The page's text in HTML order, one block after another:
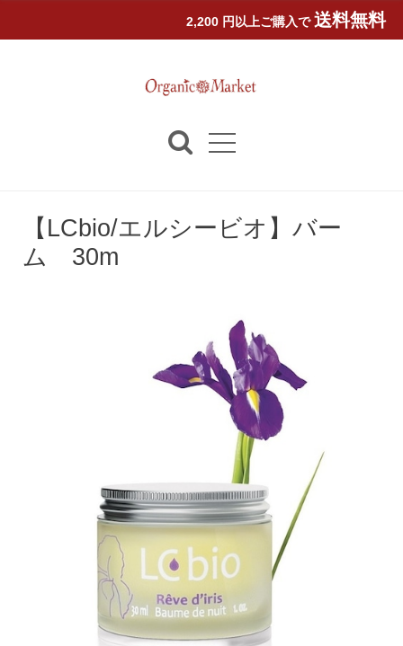
2,200 円以上ご購入で 送料無料
【LCbio/エルシービオ】バー
ム 30m